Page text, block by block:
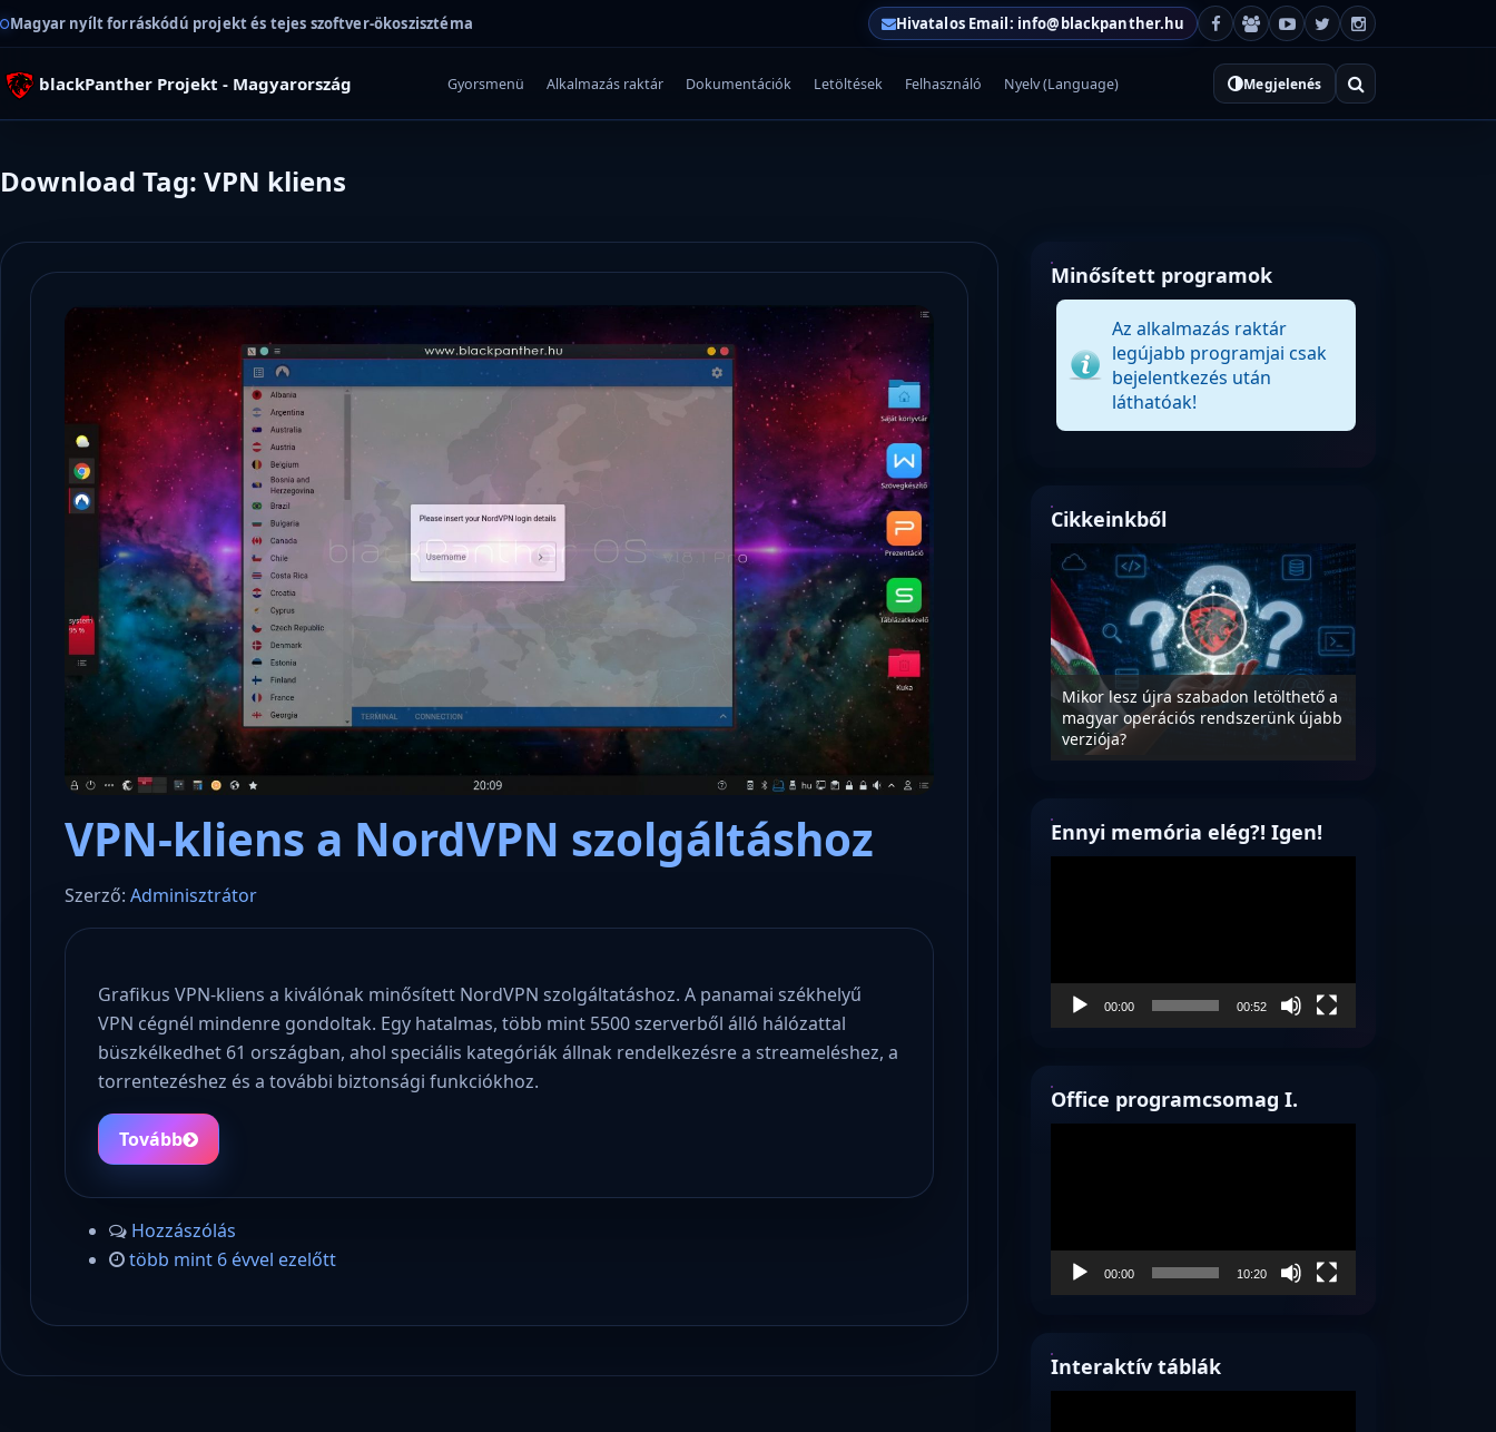
Magyar nyílt forráskódú projekt és tejes szoftver-ökoszisztéma Hivatalos Email: info@blackpanther.hu
blackPanther Projekt - Magyarország Gyorsmenü Alkalmazás raktár Dokumentációk Letöltések Felhasználó Nyelv (Language) Megjelenés
Download Tag: VPN kliens
VPN-kliens a NordVPN szolgáltáshoz
Szerző: Adminisztrátor
Grafikus VPN-kliens a kiválónak minősített NordVPN szolgáltatáshoz. A panamai székhelyű
VPN cégnél mindenre gondoltak. Egy hatalmas, több mint 5500 szerverből álló hálózattal
büszkélkedhet 61 országban, ahol speciális kategóriák állnak rendelkezésre a streameléshez, a
torrentezéshez és a további biztonsági funkciókhoz.
Tovább
Hozzászólás
több mint 6 évvel ezelőtt
Minősített programok
Az alkalmazás raktár
legújabb programjai csak
bejelentkezés után
láthatóak!
Cikkeinkből
Microsoft odaadta a kulcsokat a
hatóságoknak, hogy visszafejthessék
az adatokat.
Konzulens – a polgári kommunikációs
és statisztikai platform
Nyílt levél Tanács Zoltán miniszter
úrnak, az oktatás és függetlenség
jövőjéről!
Mikor lesz újra szabadon letölthető a
magyar operációs rendszerünk újabb
verziója?
Ennyi memória elég?! Igen!
00:00 00:52
Office programcsomag I.
00:00 10:20
Interaktív táblák